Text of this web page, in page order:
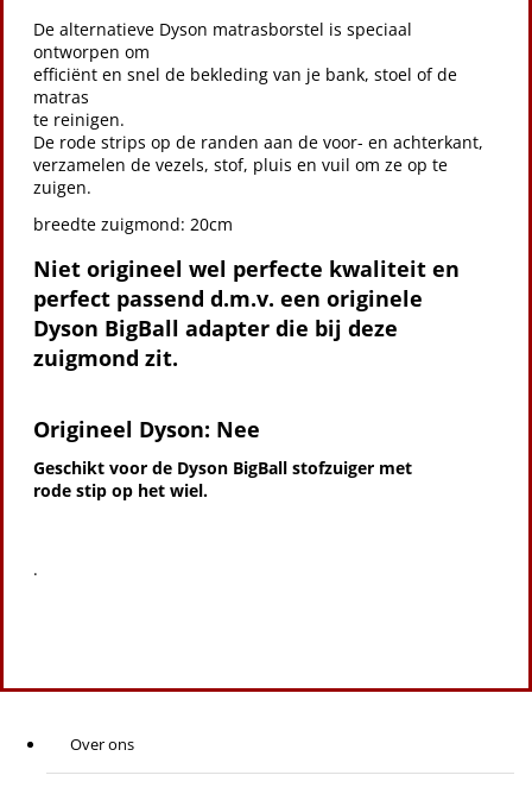
De alternatieve Dyson matrasborstel is speciaal
ontworpen om
efficiënt en snel de bekleding van je bank, stoel of de
matras
te reinigen.
De rode strips op de randen aan de voor- en achterkant,
verzamelen de vezels, stof, pluis en vuil om ze op te
zuigen.
breedte zuigmond: 20cm
Niet origineel wel perfecte kwaliteit en
perfect passend d.m.v. een originele
Dyson BigBall adapter die bij deze
zuigmond zit.
Origineel Dyson: Nee
Geschikt voor de Dyson BigBall stofzuiger met
rode stip op het wiel.
.
Over ons